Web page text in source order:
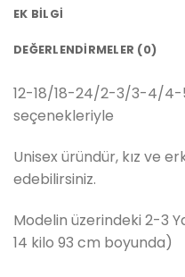
EK BILGI
DEĞERLENDIRMELER (0)
12-18/18-24/2-3/3-4/4-
seçenekleriyle
Unisex üründür, kız ve
edebilirsiniz.
Modelin üzerindeki 2-3
14 kilo 93 cm boyunda)